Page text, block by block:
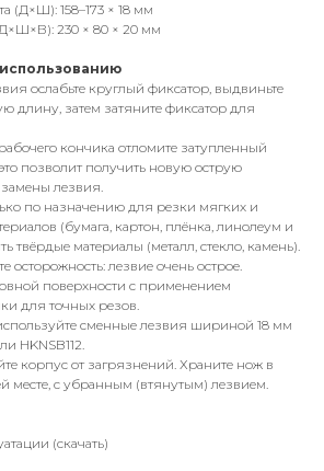
(Д×Ш): 158–173 × 18 мм
230 × 80 × 20 мм
ослабьте круглый фиксатор, выдвиньте
длину, затем затяните фиксатор для
кончика отломите затупленный
позволит получить новую острую
лезвия.
по назначению для резки мягких и
(бумага, картон, плёнка, линолеум и
твёрдые материалы (металл, стекло, камень).
осторожность: лезвие очень острое.
поверхности с применением
для точных резов.
сменные лезвия шириной 18 мм
HKNSB112.
корпус от загрязнений. Храните нож в
месте, с убранным (втянутым) лезвием.
(скачать)